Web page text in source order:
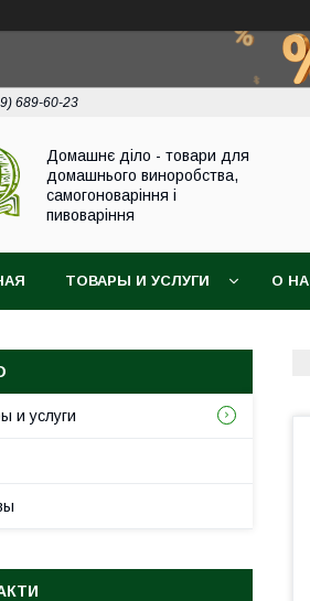
689-60-23
Домашнє діло - товари для
домашнього виноробства,
самогоноваріння і
пивоваріння
ТОВАРЫ И УСЛУГИ О
и услуги